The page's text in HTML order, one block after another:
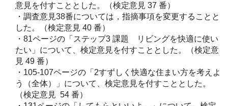
意見を付すこととした。（検定意見 37 番）
・調査意見38番については，指摘事項を変更することと
した。（検定意見 40 番）
・81ページの「ステップ3 課題 リビングを快適に使い
たい」について、検定意見を付すこととした。（検定意
見 49 番）
・105-107ページの「2すずしく快適な住まい方を考えよ
う（全体）」について、検定意見を付すこととした。
（検定意見 54 番）